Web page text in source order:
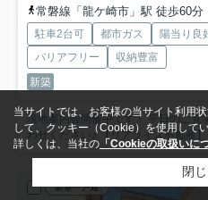
常磐線「龍ケ崎市」駅 徒歩60分
駐車2台可 都市ガス 陽当り良
バリアフリー
収納豊富
新築
現地案内会開催中です！ 平日のご見学も可能で
わせください♪ 【リアライズ不
新築一戸建
当サイトでは、お客様の当サイト利用
して、クッキー（Cookie）を使用してい
詳しくは、当社の 「Cookieの取扱いに
閉